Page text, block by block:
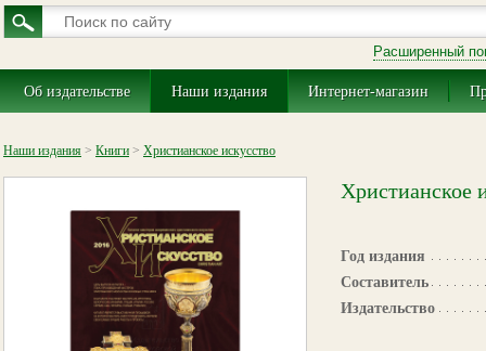
Расширенный
Об издательстве Наши издания Интернет-магазин
Наши издания > Книги > Христианское искусство
Христианское
Год издания
Составитель
Издательство